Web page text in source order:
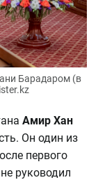
Барадаром (в
Амир Хан
Он один из
первого
руководил